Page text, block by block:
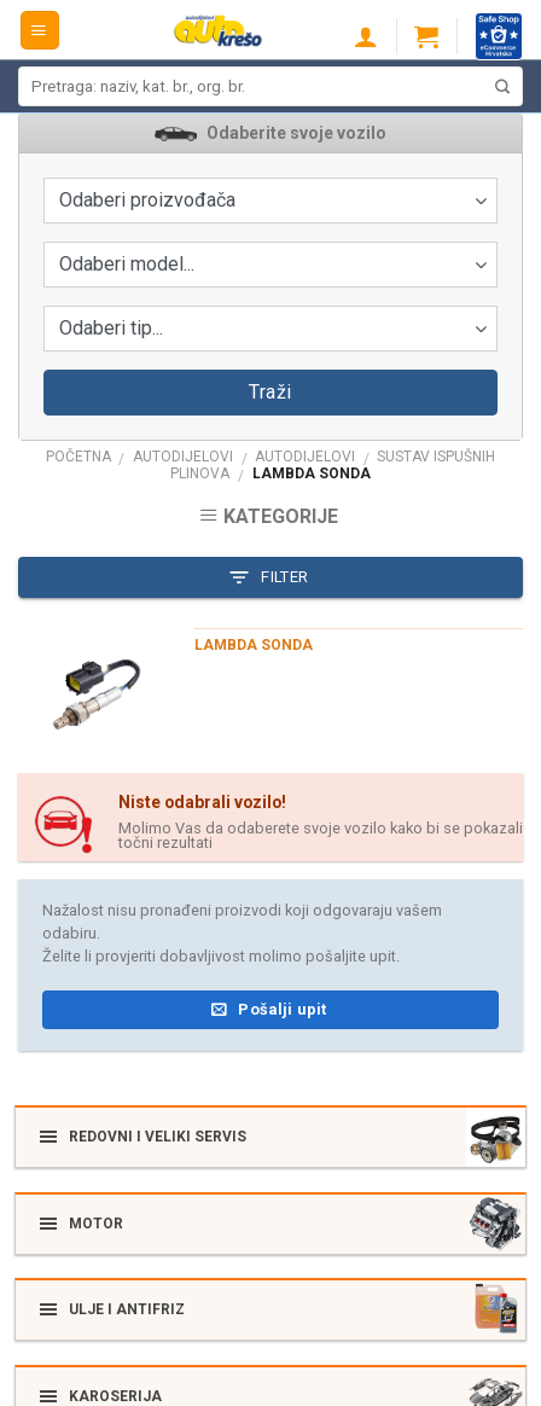
Skip
content
Odaberite svoje vozilo
Odaberi proizvođača
Odaberi model...
Odaberi tip...
Traži
POČETNA / AUTODIJELOVI / AUTODIJELOVI / SUSTAV ISPUŠNIH
PLINOVA / LAMBDA SONDA
KATEGORIJE
FILTER
LAMBDA SONDA
Niste odabrali vozilo!
Molimo Vas da odaberete svoje vozilo kako bi se pokazali
točni rezultati
Nažalost nisu pronađeni proizvodi koji odgovaraju vašem
odabiru.
Želite li provjeriti dobavljivost molimo pošaljite upit.
Pošalji upit
REDOVNI I VELIKI SERVIS
MOTOR
ULJE I ANTIFRIZ
KAROSERIJA